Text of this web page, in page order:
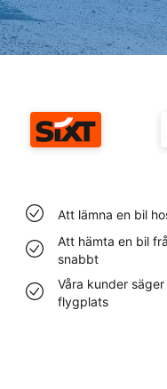
Att lämna en bil
Att hämta en bil
snabbt
Våra kunder
flygplats